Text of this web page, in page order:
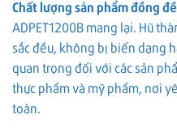
Chất lượng sản phẩm đồng
ADPET1200B mang lại. Hũ
sắc đều, không bị biến dạng
quan trọng đối với các sản
thực phẩm và mỹ phẩm, nơi
toàn.